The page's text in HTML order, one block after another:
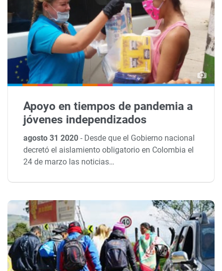
Apoyo en tiempos de pandemia a
jóvenes independizados
agosto 31 2020- Desde que el Gobierno nacional
decretó el aislamiento obligatorio en Colombia el
24 de marzo las noticias…